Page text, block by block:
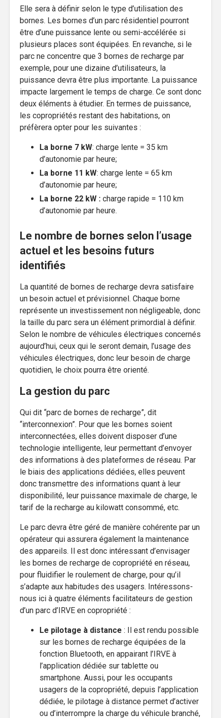
Elle sera à définir selon le type d’utilisation des
bornes. Les bornes d’un parc résidentiel pourront
être d’une puissance lente ou semi-accélérée si
plusieurs places sont équipées. En revanche, si le
parc ne concentre que 3 bornes de recharge par
exemple, pour une dizaine d’utilisateurs, la
puissance devra être plus importante. La puissance
impacte largement le temps de charge. Ce sont donc
deux éléments à étudier. En termes de puissance,
les copropriétés restant des habitations, on
préfèrera opter pour les suivantes :
La borne 7 kW: charge lente = 35 km
d’autonomie par heure;
La borne 11 kW: charge lente = 65 km
d’autonomie par heure;
La borne 22 kW : charge rapide = 110 km
d’autonomie par heure.
Le nombre de bornes selon l’usage
actuel et les besoins futurs
identifiés
La quantité de bornes de recharge devra satisfaire
un besoin actuel et prévisionnel. Chaque borne
représente un investissement non négligeable, donc
la taille du parc sera un élément primordial à définir.
Selon le nombre de véhicules électriques concernés
aujourd’hui, ceux qui le seront demain, l’usage des
véhicules électriques, donc leur besoin de charge
quotidien, le choix pourra être orienté.
La gestion du parc
Qui dit “parc de bornes de recharge”, dit
“interconnexion”. Pour que les bornes soient
interconnectées, elles doivent disposer d’une
technologie intelligente, leur permettant d’envoyer
des informations à des plateformes de réseau. Par
le biais des applications dédiées, elles peuvent
donc transmettre des informations quant à leur
disponibilité, leur puissance maximale de charge, le
tarif de la recharge au kilowatt consommé, etc.
Le parc devra être géré de manière cohérente par un
opérateur qui assurera également la maintenance
des appareils. Il est donc intéressant d’envisager
les bornes de recharge de copropriété en réseau,
pour fluidifier le roulement de charge, pour qu’il
s’adapte aux habitudes des usagers. Intéressons-
nous ici à quatre éléments facilitateurs de gestion
d’un parc d’IRVE en copropriété :
Le pilotage à distance : Il est rendu possible
sur les bornes de recharge équipées de la
fonction Bluetooth, en appairant l’IRVE à
l’application dédiée sur tablette ou
smartphone. Aussi, pour les occupants
usagers de la copropriété, depuis l’application
dédiée, le pilotage à distance permet d’activer
ou d’interrompre la charge du véhicule branché,